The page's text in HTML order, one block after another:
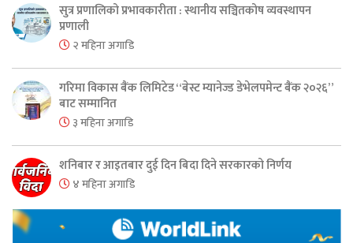
सुत्र प्रणालिको प्रभावकारीता : स्थानीय सञ्चितकोष व्यवस्थापन
प्रणाली
२ महिना अगाडि
गरिमा विकास बैंक लिमिटेड “बेस्ट म्यानेज्ड डेभेलपमेन्ट बैंक २०२६”
बाट सम्मानित
३ महिना अगाडि
शनिबार र आइतबार दुई दिन बिदा दिने सरकारको निर्णय
४ महिना अगाडि